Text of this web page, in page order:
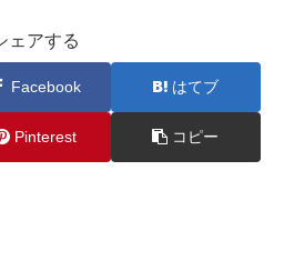
ェアする
Facebook はてブ
Pinterest コピー